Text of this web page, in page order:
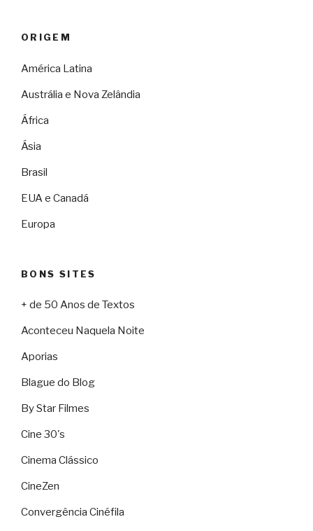
ORIGEM
América Latina
Austrália e Nova Zelândia
África
Ásia
Brasil
EUA e Canadá
Europa
BONS SITES
+ de 50 Anos de Textos
Aconteceu Naquela Noite
Aporias
Blague do Blog
By Star Filmes
Cine 30's
Cinema Clássico
CineZen
Convergência Cinéfila